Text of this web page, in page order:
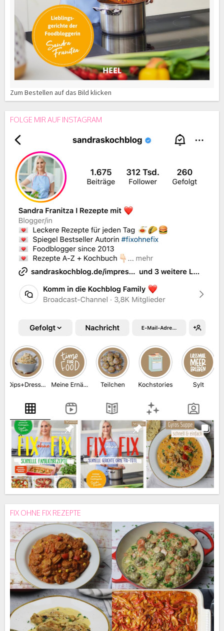
Zum Bestellen auf das Bild klicken
FOLGE MIR AUF INSTAGRAM
FIX OHNE FIX REZEPTE